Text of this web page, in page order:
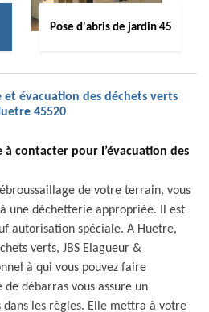
Pose d'abris de jardin 45
et évacuation des déchets verts
45520
à contacter pour l’évacuation des
de votre terrain, vous
une déchetterie appropriée. Il est
autorisation spéciale. A Huetre,
verts, JBS Elagueur &
à qui vous pouvez faire
débarras vous assure un
dans les règles. Elle mettra à votre